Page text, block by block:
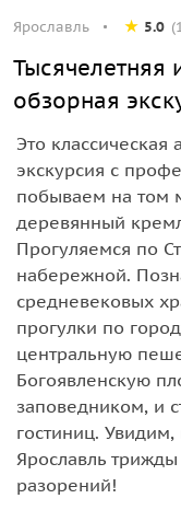
Ярославль 5.0
Тысячелетняя
обзорная
Это
экскурсия с
побываем на том
деревянный
Прогуляемся по
набережной.
средневековых
прогулки по
центральную
Богоявленскую
заповедником, и
гостиниц.
Ярославль трижды
разорений!